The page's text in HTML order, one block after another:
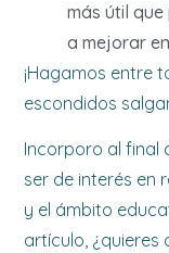
más útil
a mejorar
¡Hagamos entre
escondidos
Incorporo al final
ser de interés en
y el ámbito
artículo,